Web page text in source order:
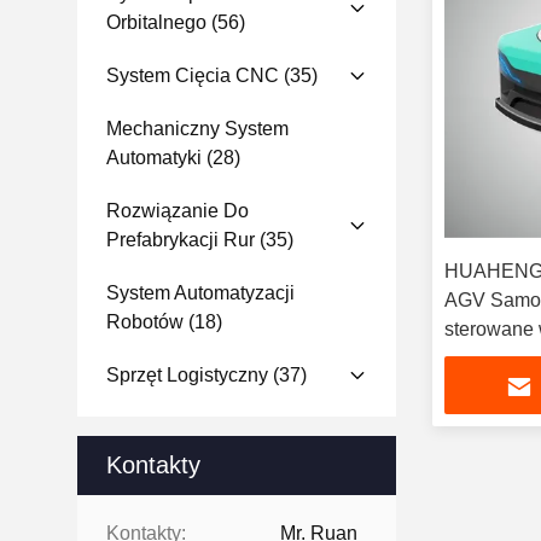
Orbitalnego (56)
System Cięcia CNC (35)
Mechaniczny System
Automatyki (28)
Rozwiązanie Do
Prefabrykacji Rur (35)
System Automatyzacji
Robotów (18)
Sprzęt Logistyczny (37)
Kontakty
Kontakty: Mr. Ruan
AGV
sterowane
ładunek